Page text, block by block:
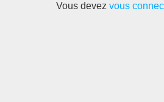
Vous devez vous